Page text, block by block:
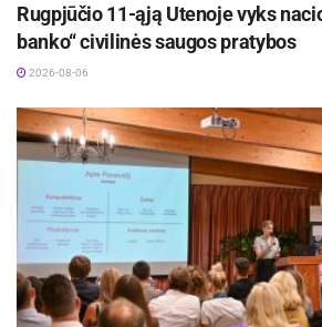
Rugpjūčio 11-ąją Utenoje vyks
banko“ civilinės saugos pratybos
2026-08-06